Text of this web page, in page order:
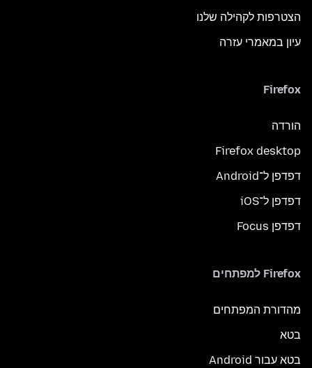
הצטרפות לקהילה שלנו
עיון במאמרי עזרה
Firefox
הורדה
Firefox desktop
דפדפן ל־Android
דפדפן ל־iOS
דפדפן Focus
Firefox למפתחים
מהדורת המפתחים
בטא
בטא עבור Android